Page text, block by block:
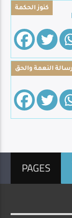
كنوز الحكمة
PAGES